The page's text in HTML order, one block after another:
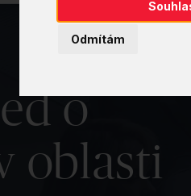
Odmítám
o
oblasti